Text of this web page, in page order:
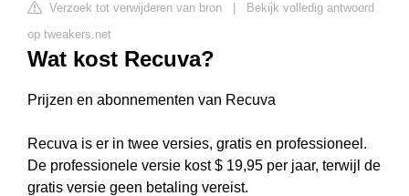
Verzoek tot verwijderen van bron
Bekijk volledig antwoord
op tweakers.net
Wat kost Recuva?
Prijzen en abonnementen van Recuva
Recuva is er in twee versies, gratis en professioneel.
De professionele versie kost $ 19,95 per jaar, terwijl de
gratis versie geen betaling vereist.